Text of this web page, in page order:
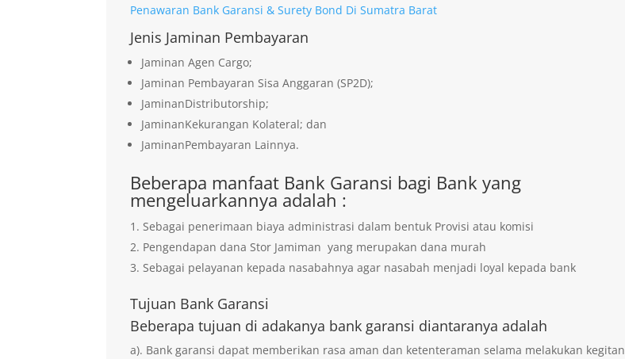
Penawaran Bank Garansi & Surety Bond Di Sumatra Barat
Jenis Jaminan Pembayaran
Jaminan Agen Cargo;
Jaminan Pembayaran Sisa Anggaran (SP2D);
JaminanDistributorship;
JaminanKekurangan Kolateral; dan
JaminanPembayaran Lainnya.
Beberapa manfaat Bank Garansi bagi Bank yang
mengeluarkannya adalah :
Sebagai penerimaan biaya administrasi dalam bentuk Provisi atau komisi
Pengendapan dana Stor Jamiman yang merupakan dana murah
Sebagai pelayanan kepada nasabahnya agar nasabah menjadi loyal kepada bank
Tujuan Bank Garansi
Beberapa tujuan di adakanya bank garansi diantaranya adalah
a). Bank garansi dapat memberikan rasa aman dan ketenteraman selama melakukan kegitan